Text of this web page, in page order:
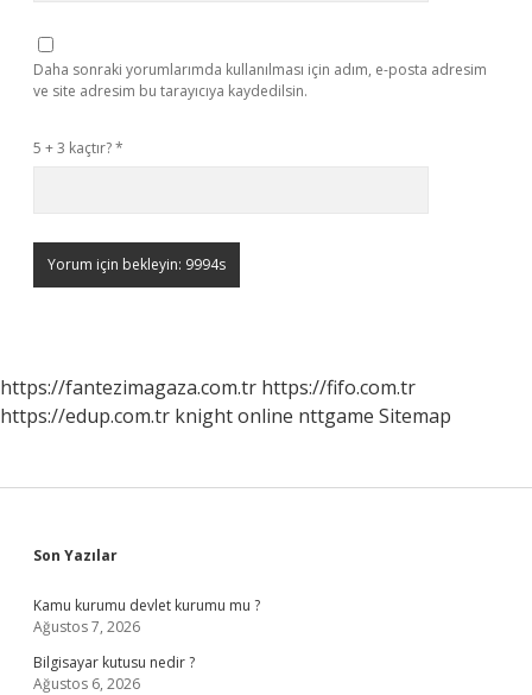
Daha sonraki yorumlarımda kullanılması için adım, e-posta adresim
ve site adresim bu tarayıcıya kaydedilsin.
5 + 3 kaçtır?*
https://fantezimagaza.com.tr https://fifo.com.tr
https://edup.com.tr knight online nttgame Sitemap
Sidebar
Son Yazılar
Kamu kurumu devlet kurumu mu ?
Ağustos 7, 2026
Bilgisayar kutusu nedir ?
Ağustos 6, 2026